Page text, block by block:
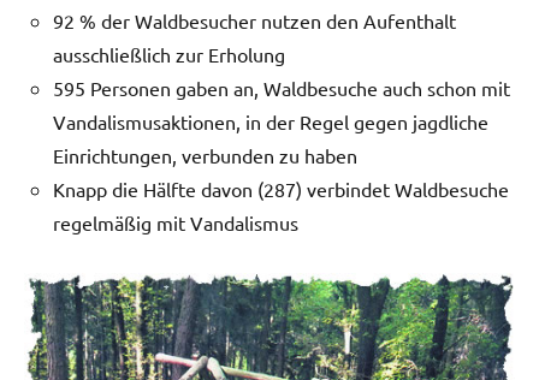
92 % der Waldbesucher nutzen den Aufenthalt
ausschließlich zur Erholung
595 Personen gaben an, Waldbesuche auch schon mit
Vandalismusaktionen, in der Regel gegen jagdliche
Einrichtungen, verbunden zu haben
Knapp die Hälfte davon (287) verbindet Waldbesuche
regelmäßig mit Vandalismus